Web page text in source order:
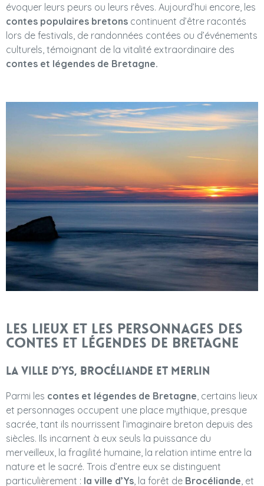
évoquer leurs peurs ou leurs rêves. Aujourd’hui encore, les
contes populaires bretons continuent d’être racontés
lors de festivals, de randonnées contées ou d’événements
culturels, témoignant de la vitalité extraordinaire des
contes et légendes de Bretagne.
Les lieux et les personnages des
contes et légendes de Bretagne
La ville d’Ys, Brocéliande et Merlin
Parmi les contes et légendes de Bretagne, certains lieux
et personnages occupent une place mythique, presque
sacrée, tant ils nourrissent l’imaginaire breton depuis des
siècles. Ils incarnent à eux seuls la puissance du
merveilleux, la fragilité humaine, la relation intime entre la
nature et le sacré. Trois d’entre eux se distinguent
particulièrement : la ville d’Ys, la forêt de Brocéliande, et